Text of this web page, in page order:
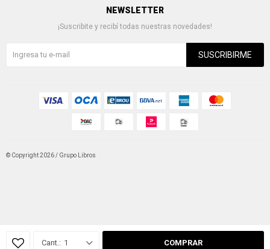
1 COMPRAR
NEWSLETTER
¡Suscribite y recibí todas nuestras novedades!
SUSCRIBIRME
© Copyright 2026 / Grupo Libros